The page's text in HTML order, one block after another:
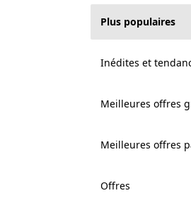
Plus populaires
Inédites et
Meilleures offres
Meilleures offres
Offres